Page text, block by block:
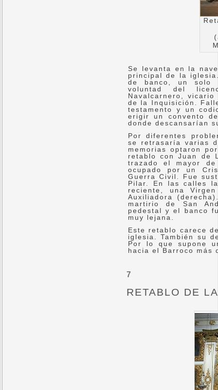
Se levanta en la
principal de la
de banco, un solo
voluntad del
Navalcarnero,
de la Inquisición.
testamento y un
erigir un convento
donde descansarían
Por diferentes
se retrasaría varias
memorias optaron
retablo con Juan de
trazado el mayor
ocupado por un
Guerra Civil. Fue
Pilar. En las calles
reciente, una
Auxiliadora
martirio de San
pedestal y el banco
muy lejana.
Este retablo carece
iglesia. También su
Por lo que supone
hacia el Barroco más
7
RETABLO DE